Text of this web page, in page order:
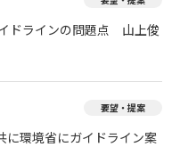
ドラインの問題点 山上俊
要望・提案
環境省にガイドライン案